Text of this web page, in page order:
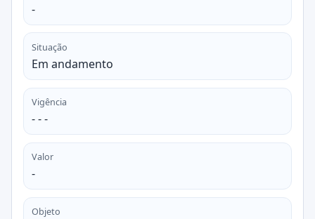
-
Situação
Em andamento
Vigência
- - -
Valor
-
Objeto